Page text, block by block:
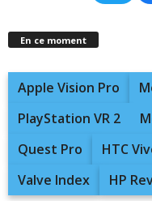
En ce moment
Apple Vision Pro
PlayStation VR 2
Quest Pro
HTC
Valve Index
HP